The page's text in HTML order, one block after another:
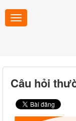
Câu hỏi